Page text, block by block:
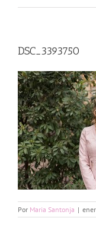
DSC_3393750
Por Maria Santonja |